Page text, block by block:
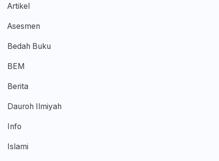
Artikel
Asesmen
Bedah Buku
BEM
Berita
Dauroh Ilmiyah
Info
Islami